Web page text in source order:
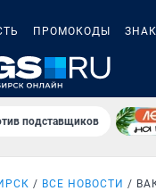
ПРОМОКОДЫ
подставщиков
ВСЕ НОВОСТИ